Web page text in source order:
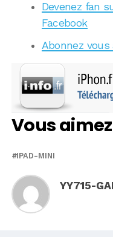
Devenez fan
Facebook
Abonnez vous
Vous
IPAD-MINI
YY715-